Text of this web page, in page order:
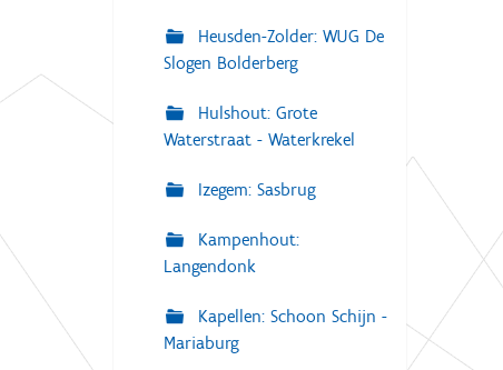
Heusden-Zolder: WUG De
Slogen Bolderberg
Hulshout: Grote
Waterstraat - Waterkrekel
Izegem: Sasbrug
Kampenhout:
Langendonk
Kapellen: Schoon Schijn -
Mariaburg